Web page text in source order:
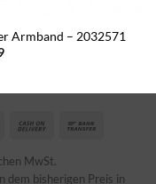
Armband – 2032571
MasterCardCash
Delivery
MwSt.
dem bisherigen Preis in